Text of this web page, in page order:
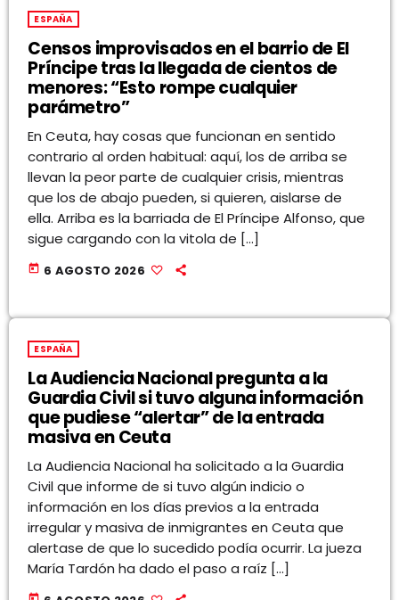
ESPAÑA
Censos improvisados en el barrio de El
Príncipe tras la llegada de cientos de
menores: “Esto rompe cualquier
parámetro”
En Ceuta, hay cosas que funcionan en sentido
contrario al orden habitual: aquí, los de arriba se
llevan la peor parte de cualquier crisis, mientras
que los de abajo pueden, si quieren, aislarse de
ella. Arriba es la barriada de El Príncipe Alfonso, que
sigue cargando con la vitola de […]
today 6 AGOSTO 2026
ESPAÑA
La Audiencia Nacional pregunta a la
Guardia Civil si tuvo alguna información
que pudiese “alertar” de la entrada
masiva en Ceuta
La Audiencia Nacional ha solicitado a la Guardia
Civil que informe de si tuvo algún indicio o
información en los días previos a la entrada
irregular y masiva de inmigrantes en Ceuta que
alertase de que lo sucedido podía ocurrir. La jueza
María Tardón ha dado el paso a raíz […]